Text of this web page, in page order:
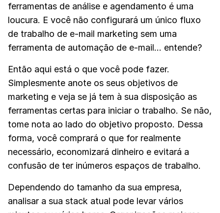
ferramentas de análise e agendamento é uma
loucura. E você não configurará um único fluxo
de trabalho de e-mail marketing sem uma
ferramenta de automação de e-mail... entende?
Então aqui está o que você pode fazer.
Simplesmente anote os seus objetivos de
marketing e veja se já tem à sua disposição as
ferramentas certas para iniciar o trabalho. Se não,
tome nota ao lado do objetivo proposto. Dessa
forma, você comprará o que for realmente
necessário, economizará dinheiro e evitará a
confusão de ter inúmeros espaços de trabalho.
Dependendo do tamanho da sua empresa,
analisar a sua stack atual pode levar vários